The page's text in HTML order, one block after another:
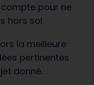
pour ne
hors sol.
la meilleure
pertinentes
donné.
est